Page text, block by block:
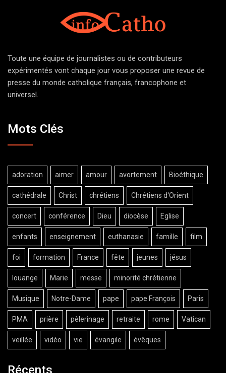
Toute une équipe de journalistes ou de contributeurs
expérimentés vont chaque jour vous proposer une revue de
presse du monde catholique français, francophone et
universel.
Mots Clés
adoration aimer amour avortement Bioéthique
cathédrale Christ chrétiens Chrétiens d'Orient
concert conférence Dieu diocèse Eglise
enfants enseignement euthanasie famille film
foi formation France fête jeunes jésus
louange Marie messe minorité chrétienne
Musique Notre-Dame pape pape François Paris
PMA prière pèlerinage retraite rome Vatican
veillée vidéo vie évangile évêques
Récents